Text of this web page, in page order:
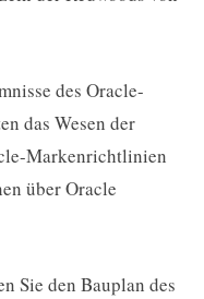
des Oracle-
das Wesen der
Markenrichtlinien
über Oracle
Sie den Bauplan des